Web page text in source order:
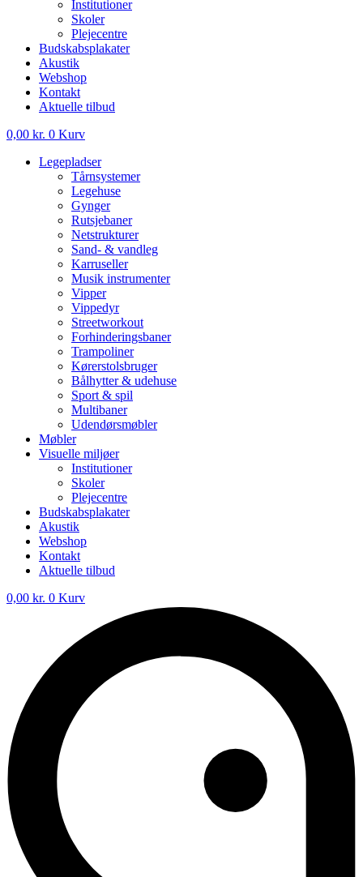
Institutioner
Skoler
Plejecentre
Budskabsplakater
Akustik
Webshop
Kontakt
Aktuelle tilbud
0,00 kr. 0 Kurv
Legepladser
Tårnsystemer
Legehuse
Gynger
Rutsjebaner
Netstrukturer
Sand- & vandleg
Karruseller
Musik instrumenter
Vipper
Vippedyr
Streetworkout
Forhinderingsbaner
Trampoliner
Kørerstolsbruger
Bålhytter & udehuse
Sport & spil
Multibaner
Udendørsmøbler
Møbler
Visuelle miljøer
Institutioner
Skoler
Plejecentre
Budskabsplakater
Akustik
Webshop
Kontakt
Aktuelle tilbud
0,00 kr. 0 Kurv